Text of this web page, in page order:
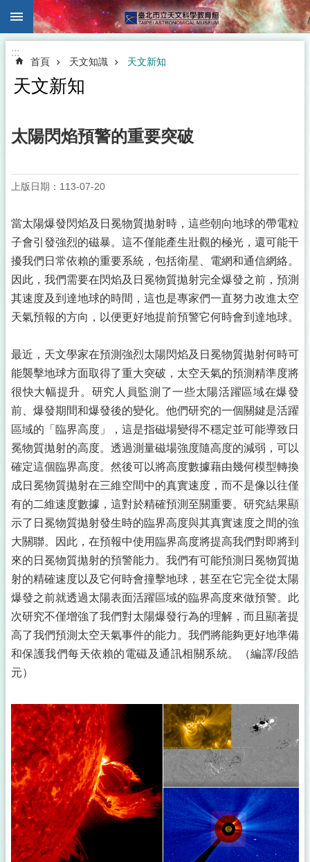
跳到主要內容區塊
:::
首頁 天文知識 天文新知
天文新知
太陽閃焰預警的重要突破
上版日期：113-07-20
當太陽爆發閃焰及日冕物質拋射時，這些朝向地球的帶電粒
子會引發強烈的磁暴。這不僅能產生壯觀的極光，還可能干
擾我們日常依賴的重要系統，包括衛星、電網和通信網絡。
因此，我們需要在閃焰及日冕物質拋射完全爆發之前，預測
其速度及到達地球的時間，這也是專家們一直努力改進太空
天氣預報的方向，以便更好地提前預警它何時會到達地球。
最近，天文學家在預測強烈太陽閃焰及日冕物質拋射何時可
能襲擊地球方面取得了重大突破，太空天氣的預測精準度將
很快大幅提升。研究人員監測了一些太陽活躍區域在爆發
前、爆發期間和爆發後的變化。他們研究的一個關鍵是活躍
區域的「臨界高度」，這是指磁場變得不穩定並可能導致日
冕物質拋射的高度。透過測量磁場強度隨高度的減弱，可以
確定這個臨界高度。然後可以將高度數據藉由幾何模型轉換
成日冕物質拋射在三維空間中的真實速度，而不是像以往僅
有的二維速度數據，這對於精確預測至關重要。研究結果顯
示了日冕物質拋射發生時的臨界高度與其真實速度之間的強
大關聯。因此，在預報中使用臨界高度將提高我們對即將到
來的日冕物質拋射的預警能力。我們有可能預測日冕物質拋
射的精確速度以及它何時會撞擊地球，甚至在它完全從太陽
爆發之前就透過太陽表面活躍區域的臨界高度來做預警。此
次研究不僅增強了我們對太陽爆發行為的理解，而且顯著提
高了我們預測太空天氣事件的能力。我們將能夠更好地準備
和保護我們每天依賴的電磁及通訊相關系統。（編譯/段皓
元）